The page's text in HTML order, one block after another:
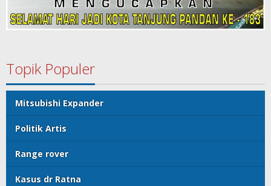
Topik Populer
Mitsubishi Expander
Politik Artis
Range rover
Kasus dr Ratna